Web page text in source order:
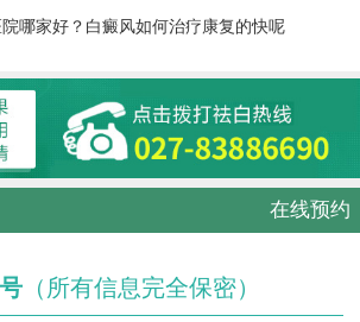
哪家好？白癜风如何治疗康复的快呢
在线预约
（所有信息完全保密）